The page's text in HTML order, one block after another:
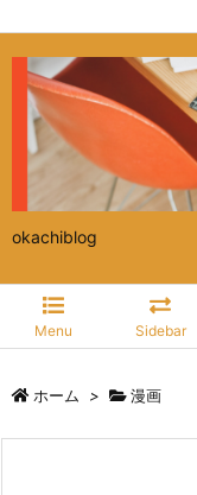
okachiblog
Menu Sidebar
ホーム > 漫画